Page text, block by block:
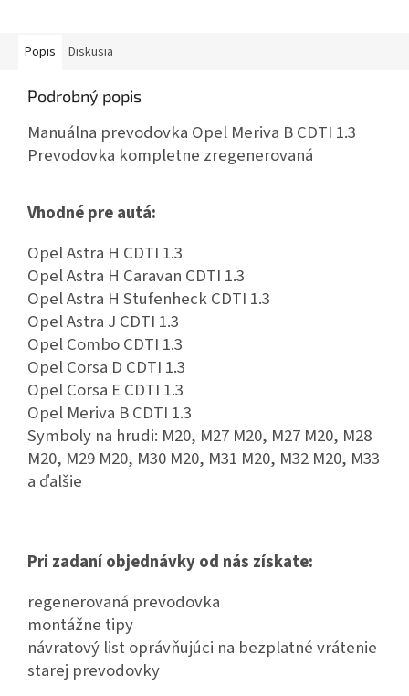
Popis Diskusia
Podrobný popis
Manuálna prevodovka Opel Meriva B CDTI 1.3
Prevodovka kompletne zregenerovaná
Vhodné pre autá:
Opel Astra H CDTI 1.3
Opel Astra H Caravan CDTI 1.3
Opel Astra H Stufenheck CDTI 1.3
Opel Astra J CDTI 1.3
Opel Combo CDTI 1.3
Opel Corsa D CDTI 1.3
Opel Corsa E CDTI 1.3
Opel Meriva B CDTI 1.3
Symboly na hrudi: M20, M27 M20, M27 M20, M28
M20, M29 M20, M30 M20, M31 M20, M32 M20, M33
a ďalšie
Pri zadaní objednávky od nás získate:
regenerovaná prevodovka
montážne tipy
návratový list oprávňujúci na bezplatné vrátenie
starej prevodovky